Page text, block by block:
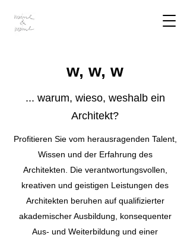
w, w, w
... warum, wieso, weshalb ein
Architekt?
Profitieren Sie vom herausragenden Talent,
Wissen und der Erfahrung des
Architekten. Die verantwortungsvollen,
kreativen und geistigen Leistungen des
Architekten beruhen auf qualifizierter
akademischer Ausbildung, konsequenter
Aus- und Weiterbildung und einer